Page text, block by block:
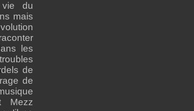
du
mais
les
de
de
Mezz